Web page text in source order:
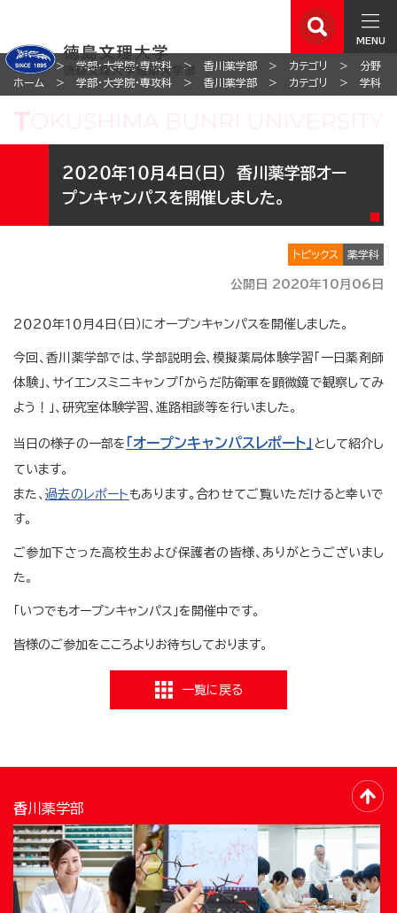
MENU
ホーム 学部・大学院・専攻科 香川薬学部 カテゴリ
分野
ホーム
学部・大学院・専攻科 香川薬学部 カテゴリ 学科
２０２０年１０月４日（日） 香川薬学部オー
プンキャンパスを開催しました。
トピックス 薬学科
公開日 2020年10月06日
２０２０年１０月４日（日）にオープンキャンパスを開催しました。
今回、香川薬学部では、学部説明会、模擬薬局体験学習「一日薬剤師
体験」、サイエンスミニキャンプ「からだ防衛軍を顕微鏡で観察してみ
よう！」、研究室体験学習、進路相談等を行いました。
当日の様子の一部を 「オープンキャンパスレポート」 として紹介し
ています。
また、過去のレポート もあります。合わせてご覧いただけると幸いで
す。
ご参加下さった高校生および保護者の皆様、ありがとうございまし
た。
「いつでもオープンキャンパス」を開催中です。
皆様のご参加をこころよりお待ちしております。
一覧に戻る
香川薬学部